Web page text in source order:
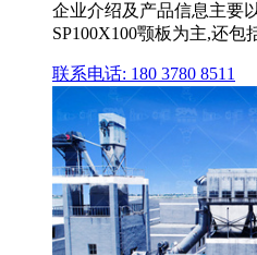
企业介绍及产品信息主要
SP100X100颚板为主,还
联系电话: 180 3780 8511